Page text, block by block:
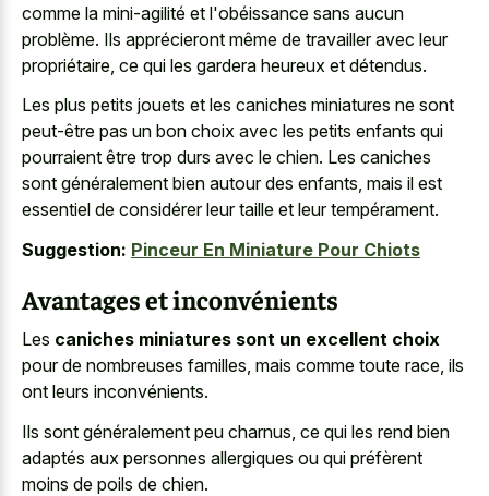
comme la mini-agilité et l'obéissance sans aucun
problème. Ils apprécieront même de travailler avec leur
propriétaire, ce qui les gardera heureux et détendus.
Les plus petits jouets et les caniches miniatures ne sont
peut-être pas un bon choix avec les petits enfants qui
pourraient être trop durs avec le chien. Les caniches
sont généralement bien autour des enfants, mais il est
essentiel de considérer leur taille et leur tempérament.
Suggestion: Pinceur En Miniature Pour Chiots
Avantages et inconvénients
Les caniches miniatures sont un excellent choix
pour de nombreuses familles, mais comme toute race, ils
ont leurs inconvénients.
Ils sont généralement peu charnus, ce qui les rend bien
adaptés aux personnes allergiques ou qui préfèrent
moins de poils de chien.